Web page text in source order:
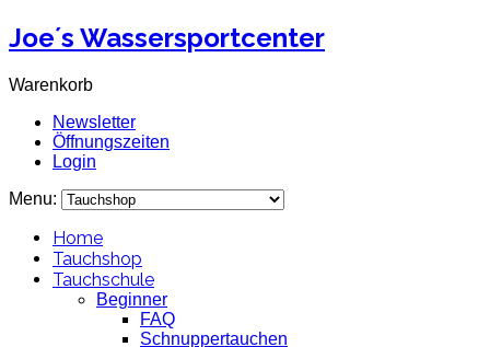
Joe´s Wassersportcenter
Warenkorb
Newsletter
Öffnungszeiten
Login
Menu:
Home
Tauchshop
Tauchschule
Beginner
FAQ
Schnuppertauchen